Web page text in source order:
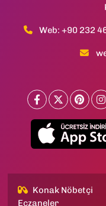
Web: +90 232
Konak Nöbetçi
Eczaneler